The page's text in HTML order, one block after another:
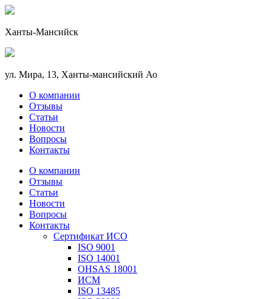
Ханты-Мансийск
ул. Мира, 13, Ханты-мансийский Ао
О компании
Отзывы
Статьи
Новости
Вопросы
Контакты
О компании
Отзывы
Статьи
Новости
Вопросы
Контакты
Сертификат ИСО
ISO 9001
ISO 14001
OHSAS 18001
ИСМ
ISO 13485